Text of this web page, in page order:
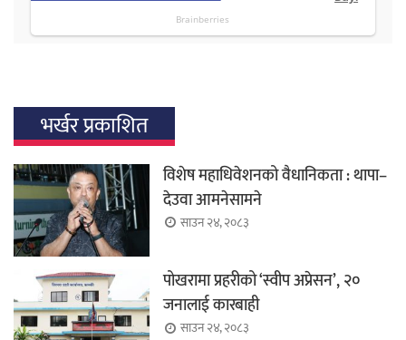
भर्खर प्रकाशित
विशेष महाधिवेशनको वैधानिकता : थापा–
देउवा आमनेसामने
साउन २४, २०८३
पोखरामा प्रहरीको ‘स्वीप अप्रेसन’, २०
जनालाई कारबाही
साउन २४, २०८३